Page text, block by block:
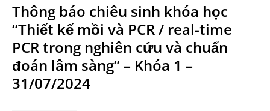
Thông báo chiêu sinh khóa học
“Thiết kế mồi và PCR / real-time
PCR trong nghiên cứu và chuẩn
đoán lâm sàng” – Khóa 1 –
31/07/2024